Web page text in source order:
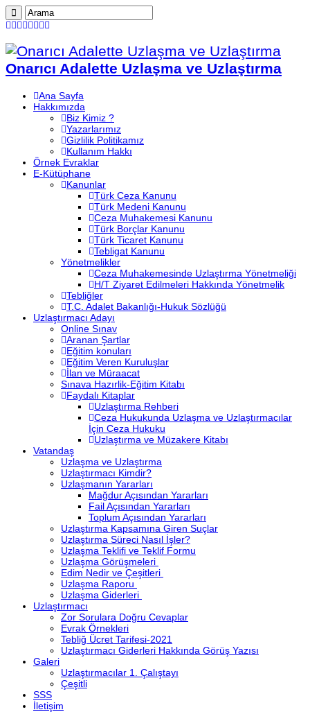
Onarıcı Adalette Uzlaşma ve Uzlaştırma
Ana Sayfa
Hakkımızda
Biz Kimiz ?
Yazarlarımız
Gizlilik Politikamız
Kullanım Hakkı
Örnek Evraklar
E-Kütüphane
Kanunlar
Türk Ceza Kanunu
Türk Medeni Kanunu
Ceza Muhakemesi Kanunu
Türk Borçlar Kanunu
Türk Ticaret Kanunu
Tebligat Kanunu
Yönetmelikler
Ceza Muhakemesinde Uzlaştırma Yönetmeliği
H/T Ziyaret Edilmeleri Hakkında Yönetmelik
Tebliğler
T.C. Adalet Bakanlığı-Hukuk Sözlüğü
Uzlaştırmacı Adayı
Online Sınav
Aranan Şartlar
Eğitim konuları
Eğitim Veren Kuruluşlar
İlan ve Müraacat
Sınava Hazırlik-Eğitim Kitabı
Faydalı Kitaplar
Uzlaştırma Rehberi
Ceza Hukukunda Uzlaşma ve Uzlaştırmacılar
İçin Ceza Hukuku
Uzlaştırma ve Müzakere Kitabı
Vatandaş
Uzlaşma ve Uzlaştırma
Uzlaştırmacı Kimdir?
Uzlaşmanın Yararları
Mağdur Açısından Yararları
Fail Açısından Yararları
Toplum Açısından Yararları
Uzlaştırma Kapsamına Giren Suçlar
Uzlaştırma Süreci Nasıl İşler?
Uzlaşma Teklifi ve Teklif Formu
Uzlaşma Görüşmeleri
Edim Nedir ve Çeşitleri
Uzlaşma Raporu
Uzlaşma Giderleri
Uzlaştırmacı
Zor Sorulara Doğru Cevaplar
Evrak Örnekleri
Tebliğ Ücret Tarifesi-2021
Uzlaştırmacı Giderleri Hakkında Görüş Yazısı
Galeri
Uzlaştırmacılar 1. Çalıştayı
Çeşitli
SSS
İletişim